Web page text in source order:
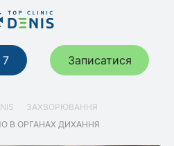
7 Записатися
ЗАХВОРЮВАННЯ
В ОРГАНАХ ДИХАННЯ